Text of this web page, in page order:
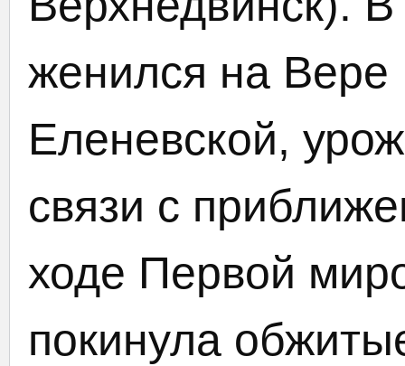
женился на Вере
Еленевской,
связи с
ходе Первой
покинула